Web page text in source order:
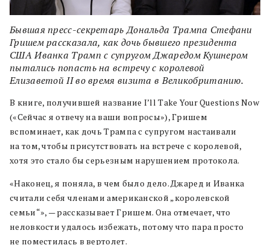
Бывшая пресс-секретарь Дональда Трампа Стефани
Гришем рассказала, как дочь бывшего президента
США Иванка Трамп с супругом Джаредом Кушнером
пытались попасть на встречу с королевой
Елизаветой II во время визита в Великобританию.
В книге, получившей название I’ll Take Your Questions Now
(«Сейчас я отвечу на ваши вопросы»), Гришем
вспоминает, как дочь Трампа с супругом настаивали
на том, чтобы присутствовать на встрече с королевой,
хотя это стало бы серьезным нарушением протокола.
«Наконец, я поняла, в чем было дело. Джаред и Иванка
считали себя членами американской „королевской
семьи“», — рассказывает Гришем. Онa отмечает, что
неловкости удалось избежать, потому что пара просто
не поместилась в вертолет.